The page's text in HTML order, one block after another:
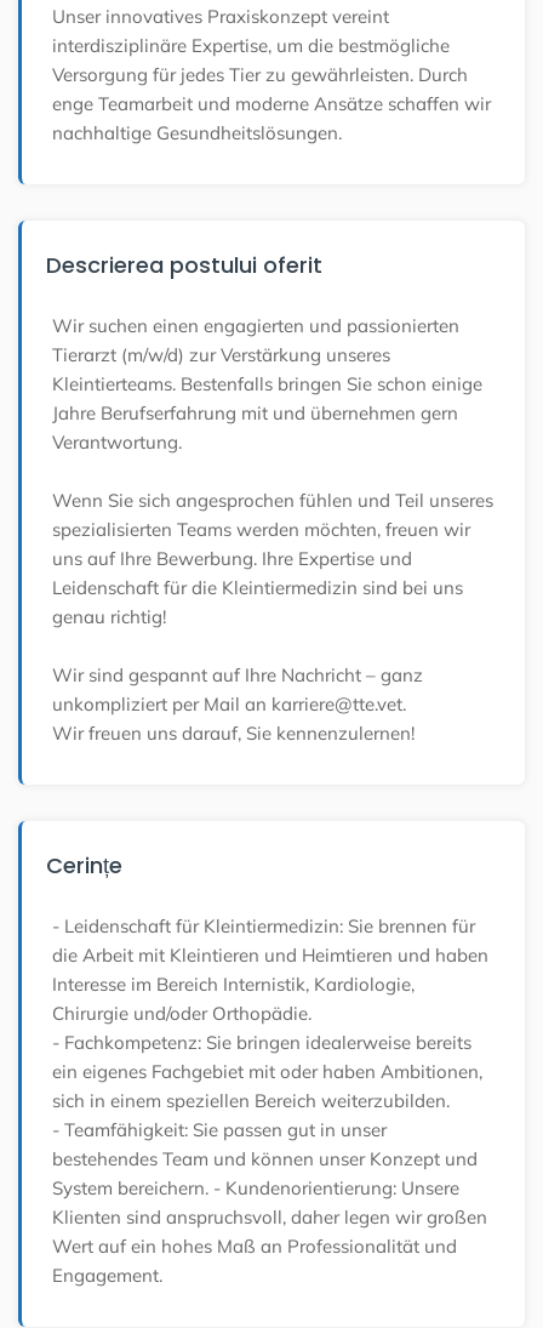
Unser innovatives Praxiskonzept vereint
interdisziplinäre Expertise, um die bestmögliche
Versorgung für jedes Tier zu gewährleisten. Durch
enge Teamarbeit und moderne Ansätze schaffen wir
nachhaltige Gesundheitslösungen.
Descrierea postului oferit
Wir suchen einen engagierten und passionierten
Tierarzt (m/w/d) zur Verstärkung unseres
Kleintierteams. Bestenfalls bringen Sie schon einige
Jahre Berufserfahrung mit und übernehmen gern
Verantwortung.
Wenn Sie sich angesprochen fühlen und Teil unseres
spezialisierten Teams werden möchten, freuen wir
uns auf Ihre Bewerbung. Ihre Expertise und
Leidenschaft für die Kleintiermedizin sind bei uns
genau richtig!
Wir sind gespannt auf Ihre Nachricht – ganz
unkompliziert per Mail an karriere@tte.vet.
Wir freuen uns darauf, Sie kennenzulernen!
Cerințe
- Leidenschaft für Kleintiermedizin: Sie brennen für
die Arbeit mit Kleintieren und Heimtieren und haben
Interesse im Bereich Internistik, Kardiologie,
Chirurgie und/oder Orthopädie.
- Fachkompetenz: Sie bringen idealerweise bereits
ein eigenes Fachgebiet mit oder haben Ambitionen,
sich in einem speziellen Bereich weiterzubilden.
- Teamfähigkeit: Sie passen gut in unser
bestehendes Team und können unser Konzept und
System bereichern. - Kundenorientierung: Unsere
Klienten sind anspruchsvoll, daher legen wir großen
Wert auf ein hohes Maß an Professionalität und
Engagement.